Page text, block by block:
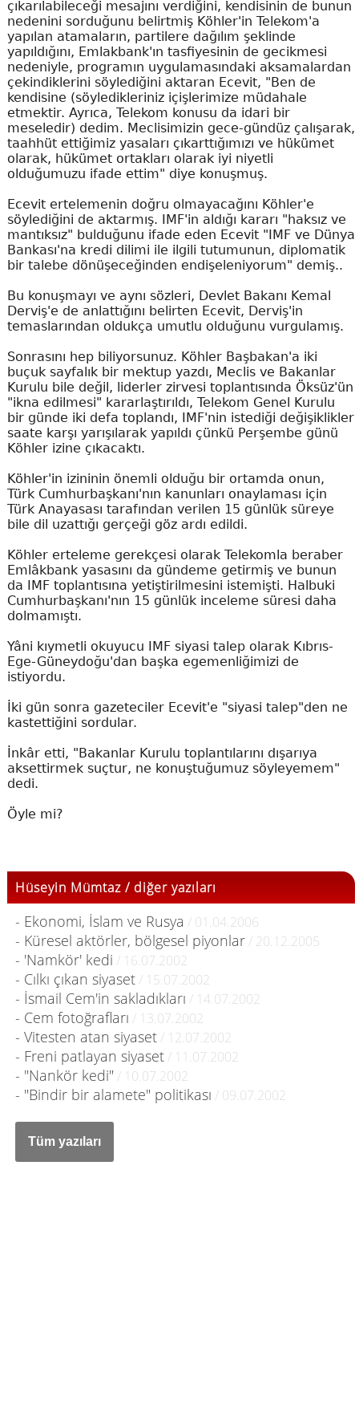
çıkarılabileceği mesajını verdiğini, kendisinin de bunun
nedenini sorduğunu belirtmiş Köhler'in Telekom'a
yapılan atamaların, partilere dağılım şeklinde
yapıldığını, Emlakbank'ın tasfiyesinin de gecikmesi
nedeniyle, programın uygulamasındaki aksamalardan
çekindiklerini söylediğini aktaran Ecevit, "Ben de
kendisine (söyledikleriniz içişlerimize müdahale
etmektir. Ayrıca, Telekom konusu da idari bir
meseledir) dedim. Meclisimizin gece-gündüz çalışarak,
taahhüt ettiğimiz yasaları çıkarttığımızı ve hükümet
olarak, hükümet ortakları olarak iyi niyetli
olduğumuzu ifade ettim" diye konuşmuş.
Ecevit ertelemenin doğru olmayacağını Köhler'e
söylediğini de aktarmış. IMF'in aldığı kararı "haksız ve
mantıksız" bulduğunu ifade eden Ecevit "IMF ve Dünya
Bankası'na kredi dilimi ile ilgili tutumunun, diplomatik
bir talebe dönüşeceğinden endişeleniyorum" demiş..
Bu konuşmayı ve aynı sözleri, Devlet Bakanı Kemal
Derviş'e de anlattığını belirten Ecevit, Derviş'in
temaslarından oldukça umutlu olduğunu vurgulamış.
Sonrasını hep biliyorsunuz. Köhler Başbakan'a iki
buçuk sayfalık bir mektup yazdı, Meclis ve Bakanlar
Kurulu bile değil, liderler zirvesi toplantısında Öksüz'ün
"ikna edilmesi" kararlaştırıldı, Telekom Genel Kurulu
bir günde iki defa toplandı, IMF'nin istediği değişiklikler
saate karşı yarışılarak yapıldı çünkü Perşembe günü
Köhler izine çıkacaktı.
Köhler'in izininin önemli olduğu bir ortamda onun,
Türk Cumhurbaşkanı'nın kanunları onaylaması için
Türk Anayasası tarafından verilen 15 günlük süreye
bile dil uzattığı gerçeği göz ardı edildi.
Köhler erteleme gerekçesi olarak Telekomla beraber
Emlâkbank yasasını da gündeme getirmiş ve bunun
da IMF toplantısına yetiştirilmesini istemişti. Halbuki
Cumhurbaşkanı'nın 15 günlük inceleme süresi daha
dolmamıştı.
Yâni kıymetli okuyucu IMF siyasi talep olarak Kıbrıs-
Ege-Güneydoğu'dan başka egemenliğimizi de
istiyordu.
İki gün sonra gazeteciler Ecevit'e "siyasi talep"den ne
kastettiğini sordular.
İnkâr etti, "Bakanlar Kurulu toplantılarını dışarıya
aksettirmek suçtur, ne konuştuğumuz söyleyemem"
dedi.
Öyle mi?
Hüseyin Mümtaz / diğer yazıları
- Ekonomi, İslam ve Rusya / 01.04.2006
- Küresel aktörler, bölgesel piyonlar/ 20.12.2005
- 'Namkör' kedi / 16.07.2002
- Cılkı çıkan siyaset/ 15.07.2002
- İsmail Cem'in sakladıkları / 14.07.2002
- Cem fotoğrafları / 13.07.2002
- Vitesten atan siyaset/ 12.07.2002
- Freni patlayan siyaset/ 11.07.2002
- "Nankör kedi"/ 10.07.2002
- "Bindir bir alamete" politikası / 09.07.2002